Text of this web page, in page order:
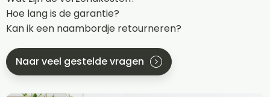
Hoe lang is de garantie?
Kan ik een naambordje retourneren?
Naar veel gestelde vragen